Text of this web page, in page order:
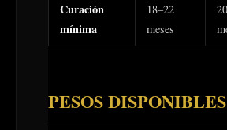
Curación
mínima
18–22
meses
PESOS DISPONIBLES